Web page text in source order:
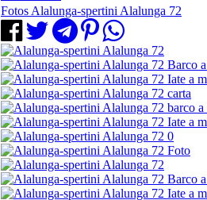
Fotos Alalunga-spertini Alalunga 72